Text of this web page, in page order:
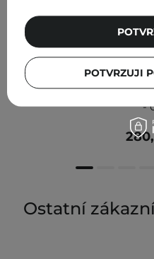
Rom&nd - Lip Mate Pencil
-
Ostatní
POTVRZUJI